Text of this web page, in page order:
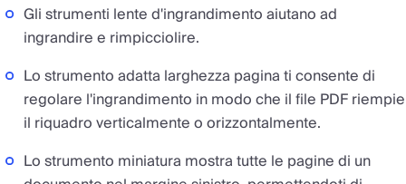
Gli strumenti lente d'ingrandimento aiutano ad
ingrandire e rimpicciolire.
Lo strumento adatta larghezza pagina ti consente di
regolare l'ingrandimento in modo che il file PDF riempie
il riquadro verticalmente o orizzontalmente.
Lo strumento miniatura mostra tutte le pagine di un